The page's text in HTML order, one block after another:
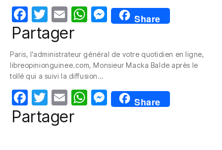
F
a
e
b
o
o
k
T
w
itt
er
E
m
W
s
A
p
p
M
e
e
g
er
Share
Partager
Paris, l’administrateur général de votre quotidien en ligne,
libreopinionguinee.com, Monsieur Macka Balde après le
tollé qui a suivi la diffusion…
F
a
T
w
itt
E
m
W M
e
Share
Partager